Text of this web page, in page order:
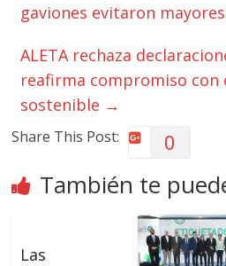
gaviones evitaron
ALETA rechaza
reafirma compromiso con
sostenible →
Share This Post: 0
También te
Las